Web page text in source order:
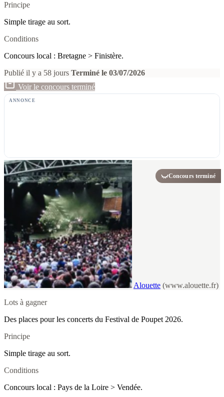
Principe
Simple tirage au sort.
Conditions
Concours local : Bretagne > Finistère.
Publié il y a 58 jours Terminé le 03/07/2026
Voir le concours terminé
ANNONCE
Concours terminé
Alouette (www.alouette.fr)
Lots à gagner
Des places pour les concerts du Festival de Poupet 2026.
Principe
Simple tirage au sort.
Conditions
Concours local : Pays de la Loire > Vendée.